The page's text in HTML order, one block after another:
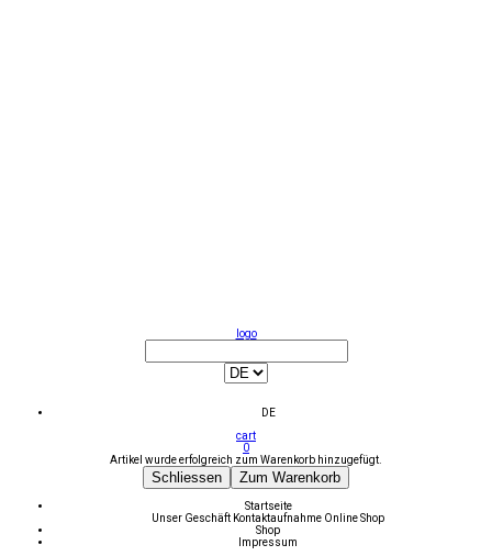
logo
DE
cart
0
Artikel wurde erfolgreich zum Warenkorb hinzugefügt.
Schliessen Zum Warenkorb
Startseite
Unser Geschäft Kontaktaufnahme Online Shop
Shop
Impressum